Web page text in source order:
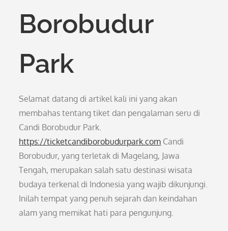
Borobudur
Park
Selamat datang di artikel kali ini yang akan
membahas tentang tiket dan pengalaman seru di
Candi Borobudur Park.
https://ticketcandiborobudurpark.com Candi
Borobudur, yang terletak di Magelang, Jawa
Tengah, merupakan salah satu destinasi wisata
budaya terkenal di Indonesia yang wajib dikunjungi.
Inilah tempat yang penuh sejarah dan keindahan
alam yang memikat hati para pengunjung.